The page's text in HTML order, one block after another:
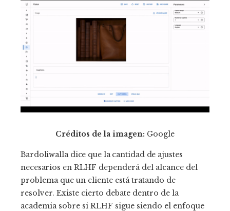
Créditos de la imagen: Google
Bardoliwalla dice que la cantidad de ajustes
necesarios enRLHF dependerá del alcance del
problema que un cliente está tratando de
resolver. Existe cierto debate dentro de la
academia sobre si RLHF sigue siendo el enfoque